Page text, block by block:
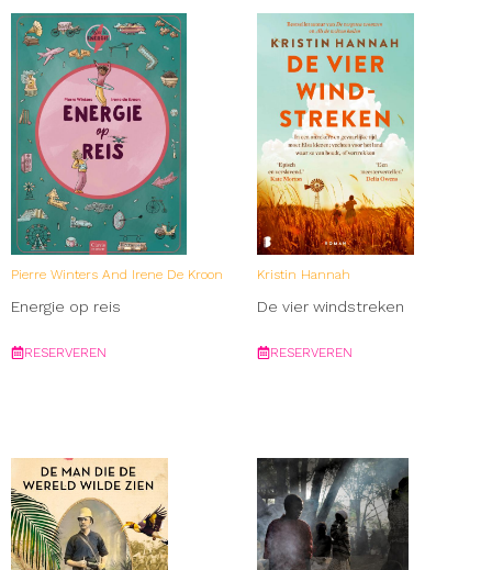
Pierre Winters And Irene De Kroon
Energie op reis
RESERVEREN
Kristin Hannah
De vier windstreken
RESERVEREN